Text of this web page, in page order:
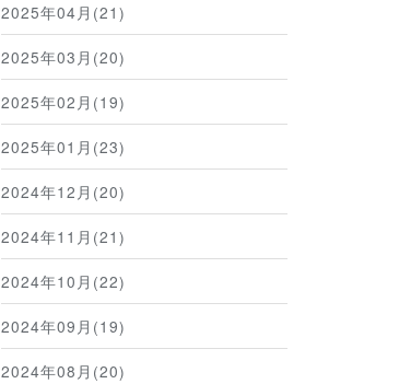
2025年04月(21)
2025年03月(20)
2025年02月(19)
2025年01月(23)
2024年12月(20)
2024年11月(21)
2024年10月(22)
2024年09月(19)
2024年08月(20)